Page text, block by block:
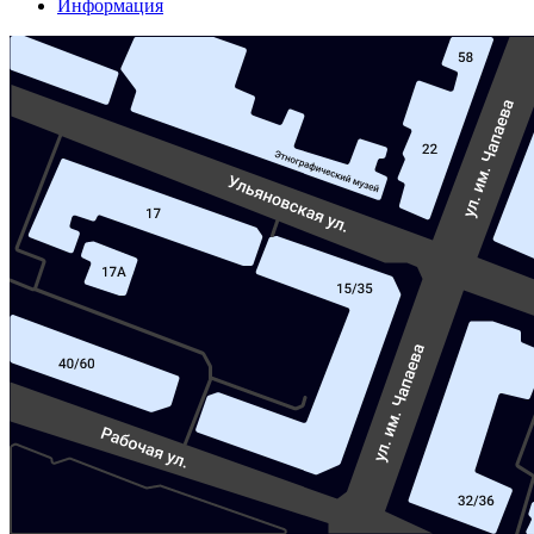
Информация